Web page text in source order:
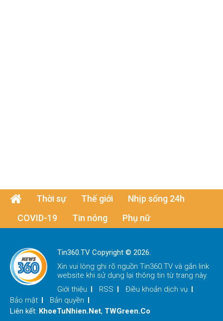
Thời sự Thế giới
Nhịp sống 24h
COVID-19
Tin nóng Phụ nữ
Tin360.TV Copyright © 2026.
Xin vui lòng ghi rõ nguồn Tin360.TV và gắn link
website khi sử dụng lại thông tin từ trang này.
Giới thiệu
RSS
Điều khoản dịch vụ
Bảo mật
Bản quyền
Liên kết: KhoeTuNhien.Net, TWGreen.Co